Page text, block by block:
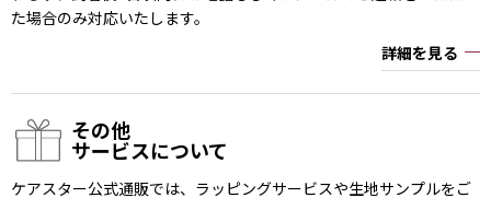
た場合のみ対応いたします。
詳細を見る
その他
サービスについて
ケアスター公式通販では、ラッピングサービスや生地サンプルをご